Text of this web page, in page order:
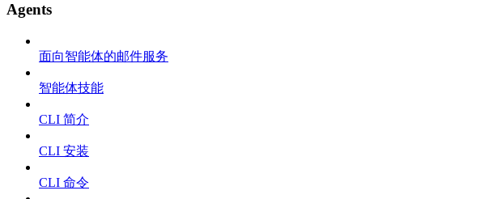
Agents
面向智能体的邮件服务
智能体技能
CLI 简介
CLI 安装
CLI 命令